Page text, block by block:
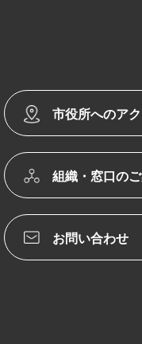
市役所へのア
組織・窓口の
お問い合わせ